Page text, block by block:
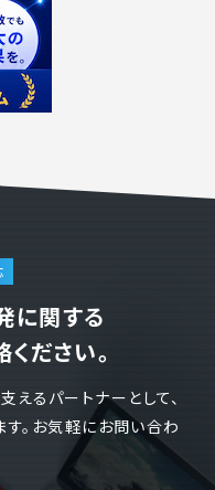
に関する
ださい。
るパートナーとして、
。お気軽にお問い合わ